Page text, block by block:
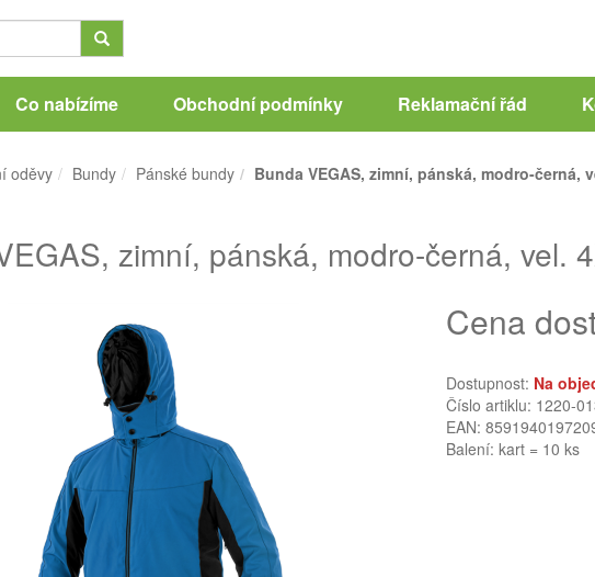
Co nabízíme Obchodní podmínky Reklamační řád
oděvy Bundy Pánské bundy Bunda VEGAS, zimní, pánská, modro-černá,
zimní, pánská, modro-černá, vel.
Cena
Dostupnost: Na
Číslo artiklu: 1220-
EAN:
Balení: kart = 10 ks